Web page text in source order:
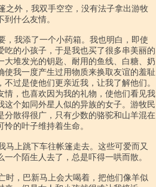
什么友情。
的小孩子，于是我也买了很多串美丽的
堆发光的钥匙、耐用的鱼线、白糖、奶
我一度产生过用物质来换取友谊的羞耻
过是使他们更亲近我，让我了解他们。
，也喜欢因为我的礼物，使他们看见我
个如同外星人似的异族的女子。游牧民
散得很广，只有少数的骆驼和山羊混在
的叶子维持着生命。
个陌生人去了，总是吓得一哄而散。